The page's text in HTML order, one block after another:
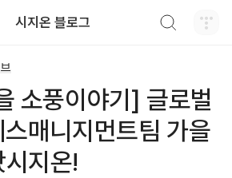
시지온 블로그
소풍이야기] 글로벌
매니지먼트팀 가을
지온!